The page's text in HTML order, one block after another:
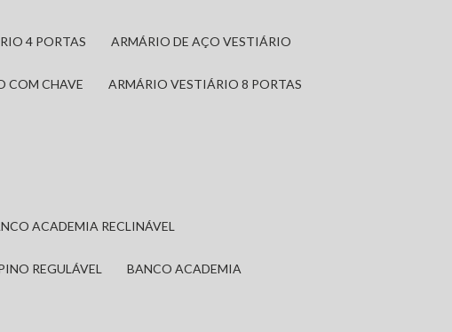
4 PORTAS ARMÁRIO DE AÇO VESTIÁRIO
COM CHAVE ARMÁRIO VESTIÁRIO 8 PORTAS
ACADEMIA RECLINÁVEL
REGULÁVEL BANCO ACADEMIA